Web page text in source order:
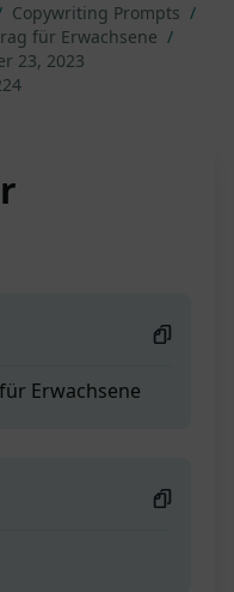
Copywriting Prompts /
für Erwachsene /
23, 2023
Erwachsene